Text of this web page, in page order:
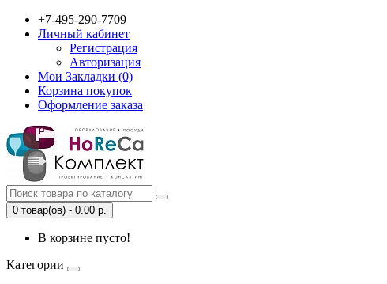
+7-495-290-7709
Личный кабинет
Регистрация
Авторизация
Мои Закладки (0)
Корзина покупок
Оформление заказа
0 товар(ов) - 0.00 р.
В корзине пусто!
Категории